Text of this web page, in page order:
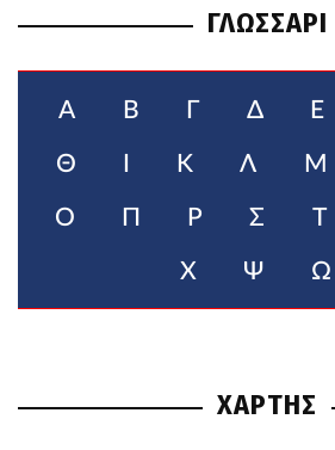
ΓΛΩΣΣΑΡΙ
Α Β Γ Δ Ε
Θ Κ Λ Μ
Ο Π Ρ Σ Τ
Χ Ψ Ω
ΧΑΡΤΗΣ